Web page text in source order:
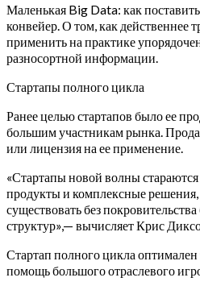
Маленькая Big Data: как
конвейер. О том, как действеннее
применить на практике
разносортной информации.
Стартапы полного цикла
Ранее целью стартапов было ее
большим участникам рынка.
или лицензия на ее применение.
«Стартапы новой волны стараются
продукты и комплексные решения,
существовать без
структур»,— вычисляет Крис
Стартап полного цикла
помощь большого отраслевого